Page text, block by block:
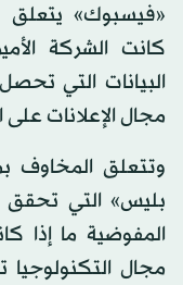
«فيسبوك» يتعلق
كانت الشركة
البيانات التي
مجال الإعلانات على
وتتعلق المخاوف
بليس» التي تحقق
المفوضية ما إذا
مجال